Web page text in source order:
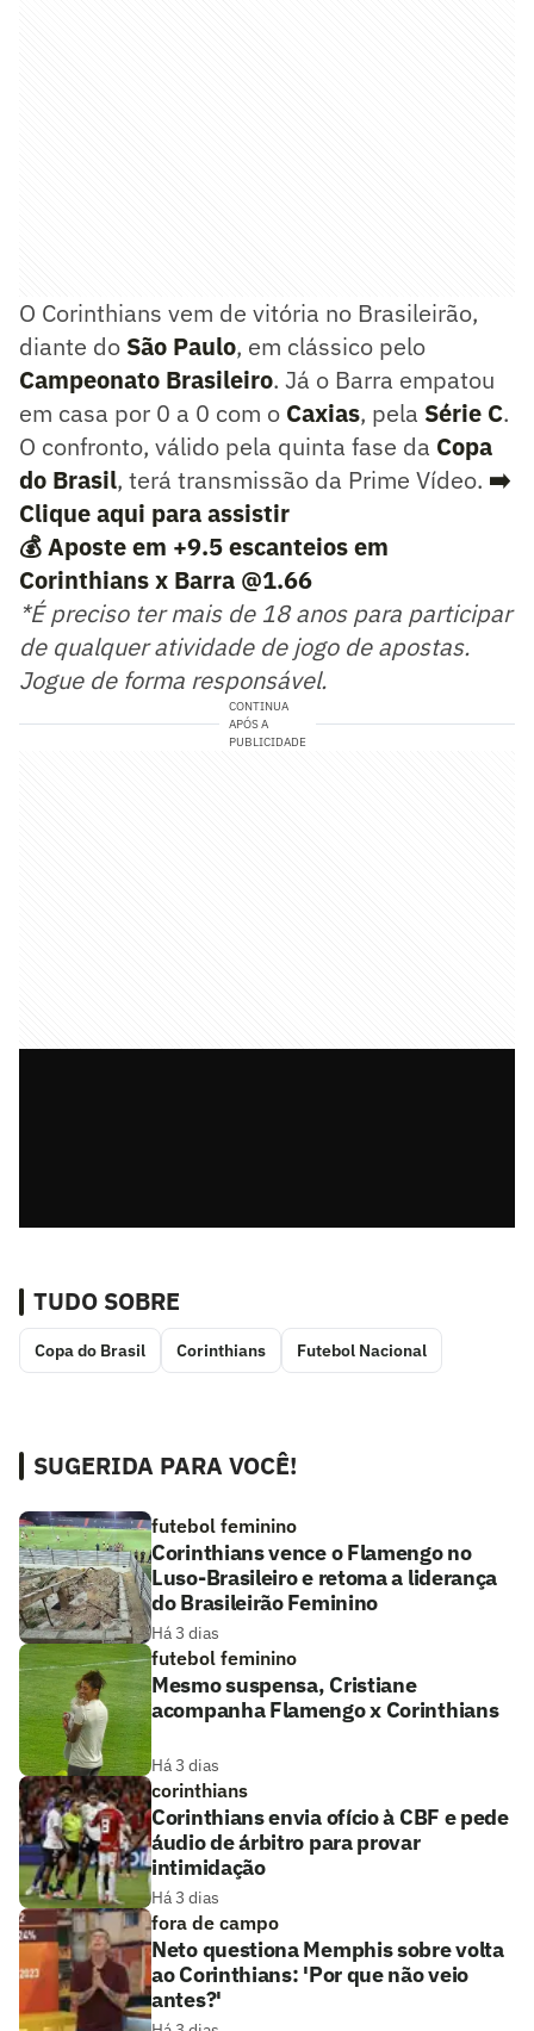
O Corinthians vem de vitória no Brasileirão,
diante do São Paulo, em clássico pelo
Campeonato Brasileiro. Já o Barra empatou
em casa por 0 a 0 com o Caxias, pela Série C.
O confronto, válido pela quinta fase da Copa
do Brasil, terá transmissão da Prime Vídeo. ➡️
Clique aqui para assistir
💰 Aposte em +9.5 escanteios em
Corinthians x Barra @1.66
*É preciso ter mais de 18 anos para participar
de qualquer atividade de jogo de apostas.
Jogue de forma responsável.
CONTINUA
APÓS A
PUBLICIDADE
TUDO SOBRE
Copa do Brasil Corinthians Futebol Nacional
SUGERIDA PARA VOCÊ!
futebol feminino
Corinthians vence o Flamengo no
Luso-Brasileiro e retoma a liderança
do Brasileirão Feminino
Há 3 dias
futebol feminino
Mesmo suspensa, Cristiane
acompanha Flamengo x Corinthians
Há 3 dias
corinthians
Corinthians envia ofício à CBF e pede
áudio de árbitro para provar
intimidação
Há 3 dias
fora de campo
Neto questiona Memphis sobre volta
ao Corinthians: 'Por que não veio
antes?'